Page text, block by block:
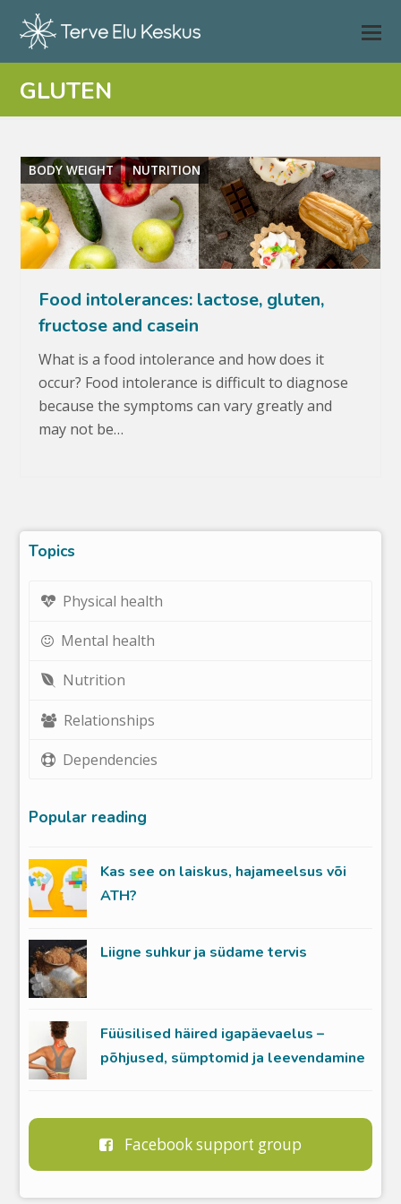
GLUTEN
BODY WEIGHT NUTRITION
Food intolerances: lactose, gluten,
fructose and casein
What is a food intolerance and how does it
occur? Food intolerance is difficult to diagnose
because the symptoms can vary greatly and
may not be…
Topics
Physical health
Mental health
Nutrition
Relationships
Dependencies
Popular reading
Kas see on laiskus, hajameelsus või
ATH?
Liigne suhkur ja südame tervis
Füüsilised häired igapäevaelus –
põhjused, sümptomid ja leevendamine
Facebook support group